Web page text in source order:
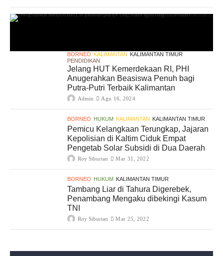
BORNEO KALIMANTAN KALIMANTAN TIMUR
PENDIDIKAN
Jelang HUT Kemerdekaan RI, PHI
Anugerahkan Beasiswa Penuh bagi
Putra-Putri Terbaik Kalimantan
Admin Agu 16, 2024
BORNEO HUKUM KALIMANTAN KALIMANTAN TIMUR
Pemicu Kelangkaan Terungkap, Jajaran
Kepolisian di Kaltim Ciduk Empat
Pengetab Solar Subsidi di Dua Daerah
Roy Siburian Mar 31, 2022
BORNEO HUKUM KALIMANTAN TIMUR
Tambang Liar di Tahura Digerebek,
Penambang Mengaku dibekingi Kasum
TNI
Roy Siburian Mar 25, 2022